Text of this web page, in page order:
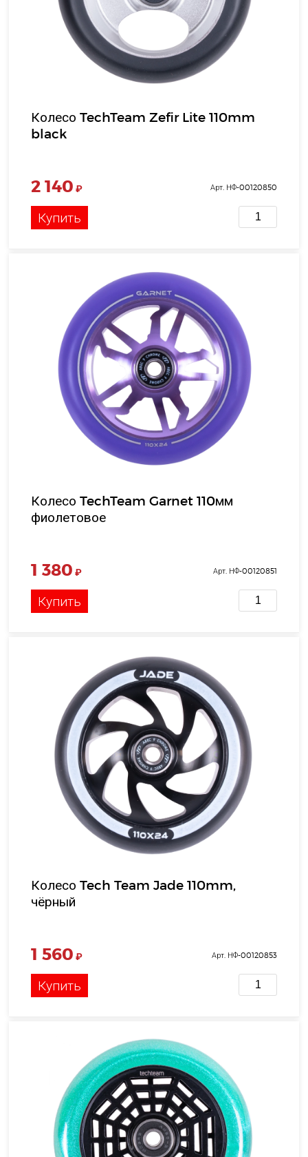
Колесо TechTeam Zefir Lite 110mm
black
2 140 ₽ Арт. НФ-00120850
Купить
Колесо TechTeam Garnet 110мм
фиолетовое
1 380 ₽ Арт. НФ-00120851
Купить
Колесо Tech Team Jade 110mm,
чёрный
1 560 ₽ Арт. НФ-00120853
Купить